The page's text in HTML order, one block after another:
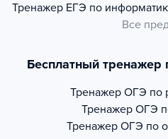
Тренажер ЕГЭ по
Все
Бесплатный тренажер
Тренажер ОГЭ по
Тренажер ОГЭ
Тренажер ОГЭ по